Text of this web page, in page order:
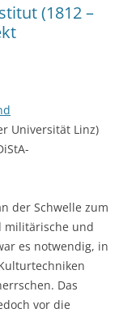
(1812 –
Universität Linz)
der Schwelle zum
militärische und
es notwendig, in
Das
vor die